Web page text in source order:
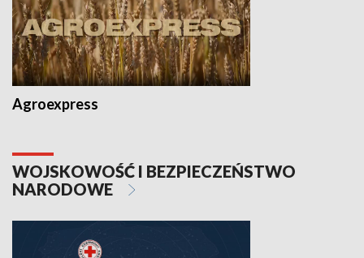
Agroexpress
WOJSKOWOŚĆ I BEZPIECZEŃSTWO
NARODOWE